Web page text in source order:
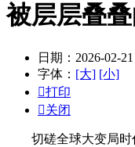
被层层叠
日期：2026-02-
字体： [大] [小]
打印
关闭
切磋全球大变局时